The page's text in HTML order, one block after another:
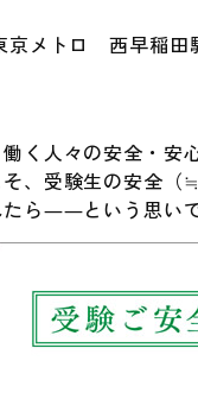
京メトロ 西早稲田
く人々の安全・
、受験生の安全
ら――という思い